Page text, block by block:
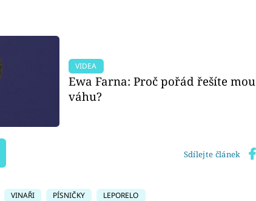
VIDEA
Ewa Farna: Proč pořád řešíte mou
váhu?
Sdílejte článek
VINAŘI PÍSNIČKY LEPORELO